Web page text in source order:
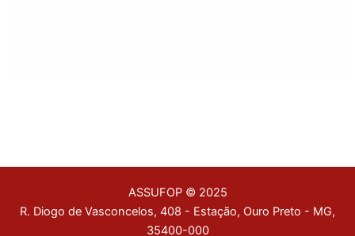
ASSUFOP © 2025
R. Diogo de Vasconcelos, 408 - Estação, Ouro Preto - MG,
35400-000